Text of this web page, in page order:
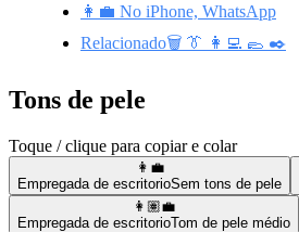
👩‍💼 No iPhone, WhatsApp
Relacionado🗑️ 👔 👩‍💻 🥿 ✒️
Tons de pele
Toque / clique para copiar e colar
👩‍💼
Empregada de escritorioSem tons de pele
👩🏽‍💼
Empregada de escritorioTom de pele médio